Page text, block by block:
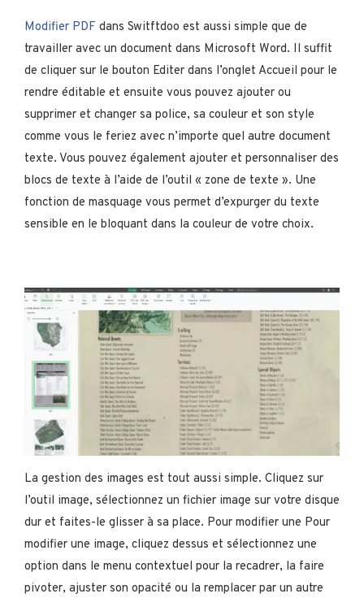
Modifier PDF dans Switftdoo est aussi simple que de
travailler avec un document dans Microsoft Word. Il suffit
de cliquer sur le bouton Editer dans l’onglet Accueil pour le
rendre éditable et ensuite vous pouvez ajouter ou
supprimer et changer sa police, sa couleur et son style
comme vous le feriez avec n’importe quel autre document
texte. Vous pouvez également ajouter et personnaliser des
blocs de texte à l’aide de l’outil « zone de texte ». Une
fonction de masquage vous permet d’expurger du texte
sensible en le bloquant dans la couleur de votre choix.
La gestion des images est tout aussi simple. Cliquez sur
l’outil image, sélectionnez un fichier image sur votre disque
dur et faites-le glisser à sa place. Pour modifier une Pour
modifier une image, cliquez dessus et sélectionnez une
option dans le menu contextuel pour la recadrer, la faire
pivoter, ajuster son opacité ou la remplacer par un autre